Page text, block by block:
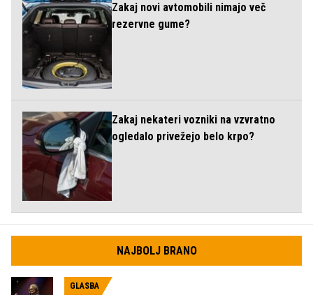
Zakaj novi avtomobili nimajo več
rezervne gume?
Zakaj nekateri vozniki na vzvratno
ogledalo privežejo belo krpo?
NAJBOLJ BRANO
GLASBA